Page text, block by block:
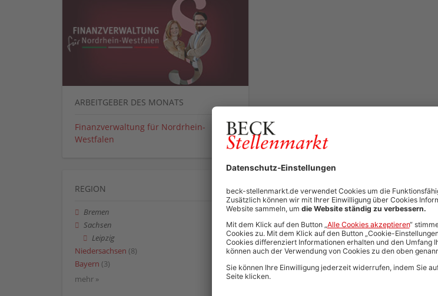
ARBEITGEBER DES MONATS
Finanzverwaltung für Nordrhein-
Westfalen
REGION
Bremen
Sachsen
Leipzig
Niedersachsen (8)
Bayern (3)
mehr »